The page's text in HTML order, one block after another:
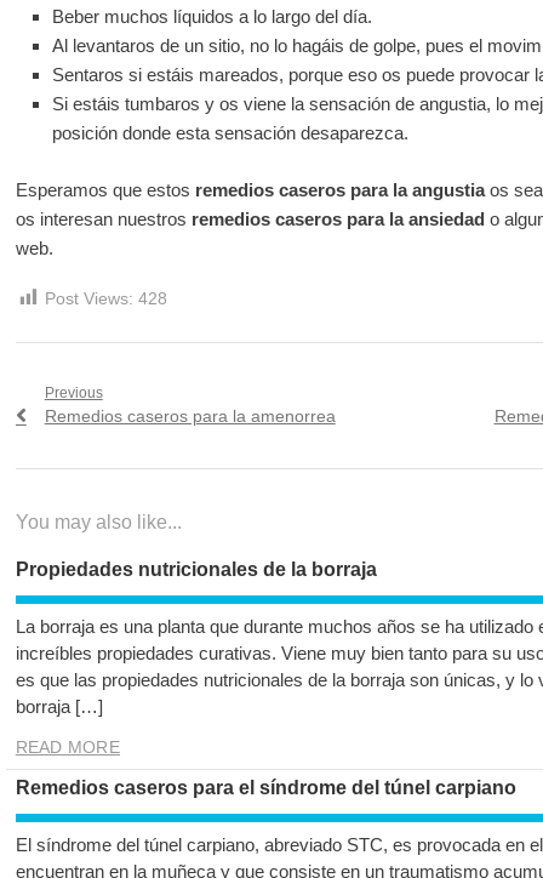
Beber muchos líquidos a lo largo del día.
Al levantaros de un sitio, no lo hagáis de golpe, pues el
Sentaros si estáis mareados, porque eso os puede provocar
Si estáis tumbaros y os viene la sensación de angustia, lo
posición donde esta sensación desaparezca.
Esperamos que estos remedios caseros para la angustiaos
os interesan nuestros remedios caseros para la ansiedad o
web.
Post Views: 428
Navegación
Previous
Previous
Remedios caseros para la amenorrea
Next
You may also like...
Propiedades nutricionales de la borraja
La borraja es una planta que durante muchos años se ha utilizado
increíbles propiedades curativas. Viene muy bien tanto para su
es que las propiedades nutricionales de la borraja son únicas, y
borraja […]
READ MORE
Remedios caseros para el síndrome del túnel carpiano
El síndrome del túnel carpiano, abreviado STC, es provocada en
encuentran en la muñeca y que consiste en un traumatismo